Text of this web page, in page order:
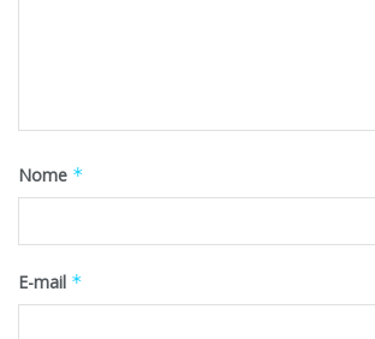
Nome *
E-mail *